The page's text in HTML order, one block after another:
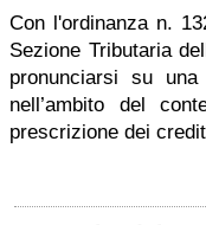
Con l'ordinanza n.
Sezione Tributaria
pronunciarsi su
nell’ambito del
prescrizione dei